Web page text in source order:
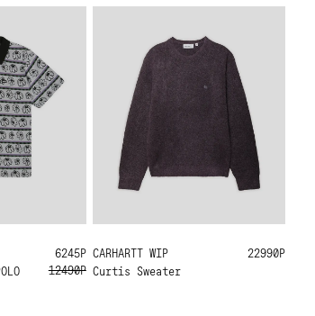
6245Р
12490Р
CARHARTT WIP
Curtis Sweater
M L XL 22990Р